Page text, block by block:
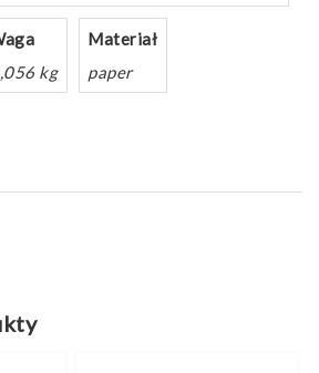
kg
Materiał
paper